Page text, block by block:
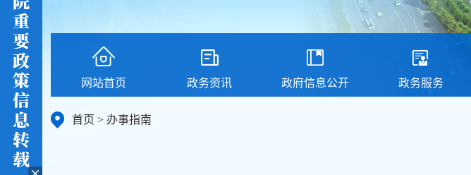
网站首页 政务资讯 政府信息公开 政务服务
首页 > 办事指南